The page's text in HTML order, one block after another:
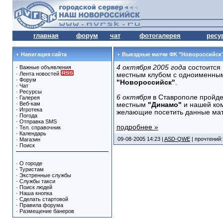
главная форум чат фотогалерея
Навигация сайта
· Важные объявления
· Лента новостей
· Форум
· Чат
· Ресурсы
· Галерея
· Веб-кам
· Игротека
· Погода
· Отправка SMS
· Тел. справочник
· Календарь
· Магазин
· Поиск
· О городе
· Туристам
· Экстренные службы
· Службы такси
· Поиск людей
· Наша кнопка
· Сделать стартовой
· Правила форума
· Размещение банеров
Выездные матчи ФК
4 октября 2005 года
местным клубом с
"Новороссийск".
6 октябряв Ставрополе
местным "Динамо" и нашей
желающие посетить данные
подробнее »
09-08-2005 14:23 | ASD-QWE|